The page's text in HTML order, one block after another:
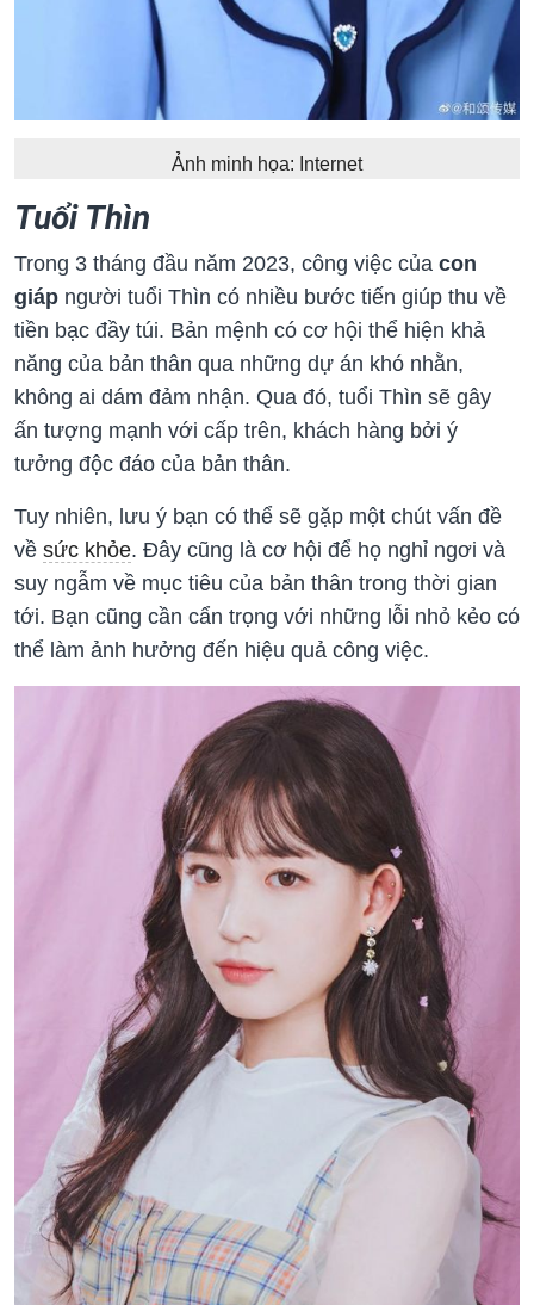
Ảnh minh họa: Internet
Tuổi Thìn
Trong 3 tháng đầu năm 2023, công việc của con
giáp người tuổi Thìn có nhiều bước tiến giúp thu về
tiền bạc đầy túi. Bản mệnh có cơ hội thể hiện khả
năng của bản thân qua những dự án khó nhằn,
không ai dám đảm nhận. Qua đó, tuổi Thìn sẽ gây
ấn tượng mạnh với cấp trên, khách hàng bởi ý
tưởng độc đáo của bản thân.
Tuy nhiên, lưu ý bạn có thể sẽ gặp một chút vấn đề
về sức khỏe. Đây cũng là cơ hội để họ nghỉ ngơi và
suy ngẫm về mục tiêu của bản thân trong thời gian
tới. Bạn cũng cần cẩn trọng với những lỗi nhỏ kẻo có
thể làm ảnh hưởng đến hiệu quả công việc.